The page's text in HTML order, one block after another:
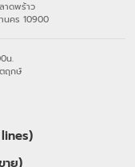
าดพร้าว
นคร 10900
น.
ฤกษ์
ย)